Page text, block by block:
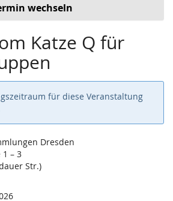
wechseln
Katze Q für
für diese Veranstaltung
Dresden
1 – 3
Str.)